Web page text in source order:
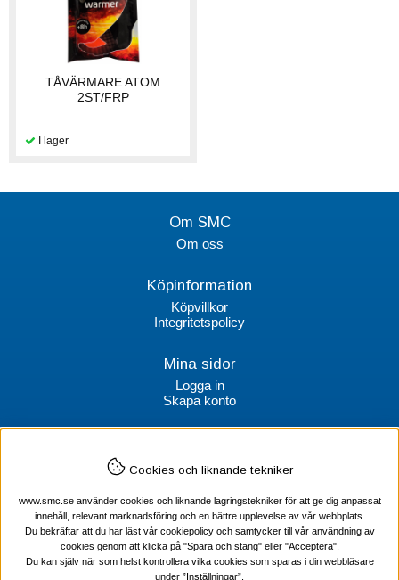
TÅVÄRMARE ATOM
2ST/FRP
Om SMC
Om oss
Köpinformation
Köpvillkor
Integritetspolicy
Mina sidor
Logga in
Skapa konto
SMC Stockholms Maskincentral AB
100 64 Stockholm
Tel Verktyg: 08-578 55 230
Tel Värmekabel: 08-578 55 240
Cookies och liknande tekniker
www.smc.se använder cookies och liknande lagringstekniker för att ge dig anpassat
innehåll, relevant marknadsföring och en bättre upplevelse av vår webbplats.
Du bekräftar att du har läst vår cookiepolicy och samtycker till vår användning av
cookies genom att klicka på "Spara och stäng" eller "Acceptera".
Du kan själv när som helst kontrollera vilka cookies som sparas i din webbläsare
under ”Inställningar”.